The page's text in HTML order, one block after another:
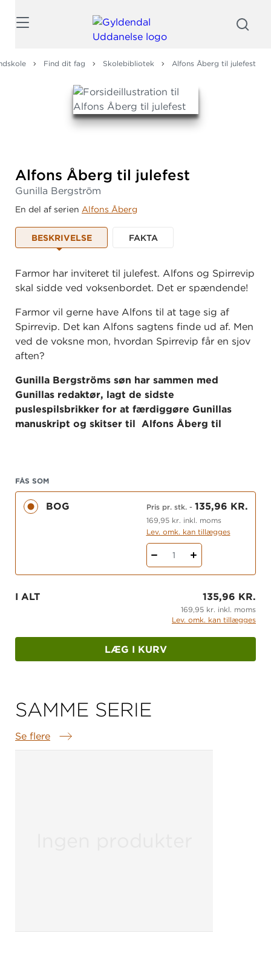
Find dit fag Skolebibliotek Alfons Åberg til julefest
Alfons Åberg til julefest
Gunilla Bergström
En del af serien Alfons Åberg
BESKRIVELSE FAKTA
Farmor har inviteret til julefest. Alfons og Spirrevip
skal sidde ved voksenbordet. Det er spændende!
Farmor vil gerne have Alfons til at tage sig af
Spirrevip. Det kan Alfons sagtens finde ud af. Men
ved de voksne mon, hvordan Spirrevip får en sjov
aften?
Gunilla Bergströms søn har sammen med
Gunillas redaktør, lagt de sidste
puslespilsbrikker for at færdiggøre Gunillas
manuskript og skitser til Alfons Åberg til
en del af mange generationer af børns store
læseoplevelser.
FÅS SOM
BOG Pris pr. stk.- 135,96 KR.
169,95 kr. inkl. moms
Lev. omk. kan tillægges
1
I ALT 135,96 KR.
169,95 kr. inkl. moms
Lev. omk. kan tillægges
LÆG I KURV
SAMME SERIE
Se flere
Samme serie